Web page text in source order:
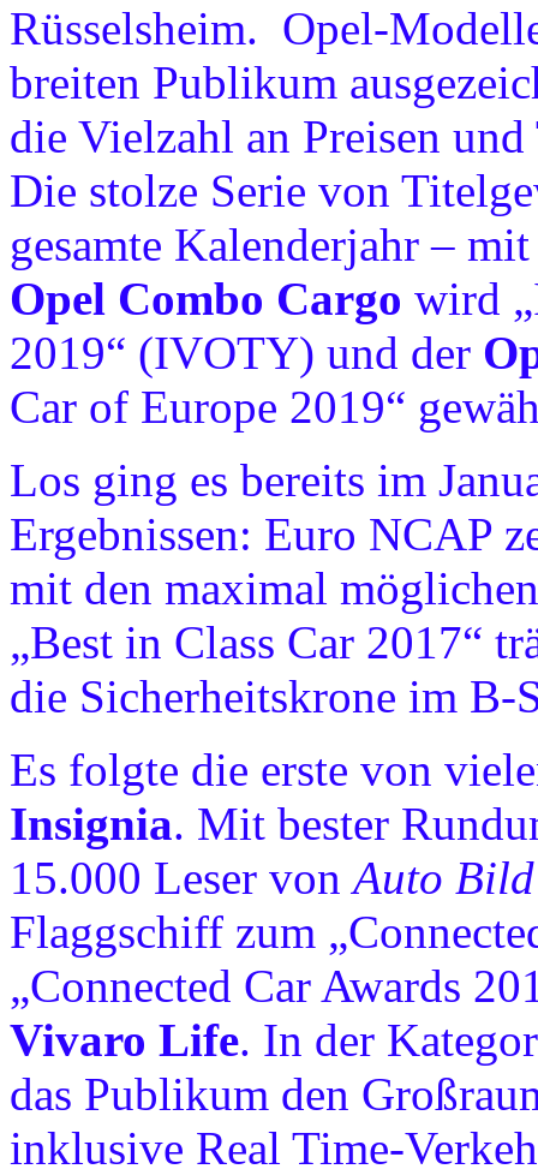
Rüsselsheim. Opel-
breiten Publikum
die Vielzahl an Preisen
Die stolze Serie von
gesamte Kalenderjahr –
Opel Combo Cargo wird
2019“ (IVOTY) und der
Car of Europe 2019“
Los ging es bereits im
Ergebnissen: Euro NCAP
mit den maximal
„Best in Class Car 2017“
die Sicherheitskrone im
Es folgte die erste von
Insignia. Mit bester
15.000 Leser vonAuto Bild
Flaggschiff zum
„Connected Car Awards
Vivaro Life. In der
das Publikum den
inklusive Real Time-